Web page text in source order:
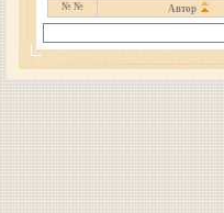
№ № Автор